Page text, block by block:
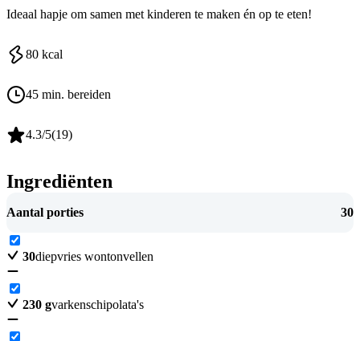
Ideaal hapje om samen met kinderen te maken én op te eten!
80 kcal
45 min. bereiden
4.3/5(19)
Ingrediënten
Aantal porties 30
30diepvries wontonvellen
230 gvarkenschipolata's